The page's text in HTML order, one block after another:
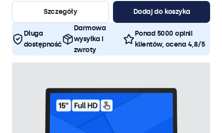
Szczegóły
Dodaj do koszyka
Długa
dostępność
Darmowa
wysyłka i
zwroty
Ponad 5000 opinii
klientów, ocena 4,8/5